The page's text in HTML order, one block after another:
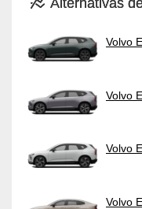
Volvo
Volvo
Volvo
Volvo